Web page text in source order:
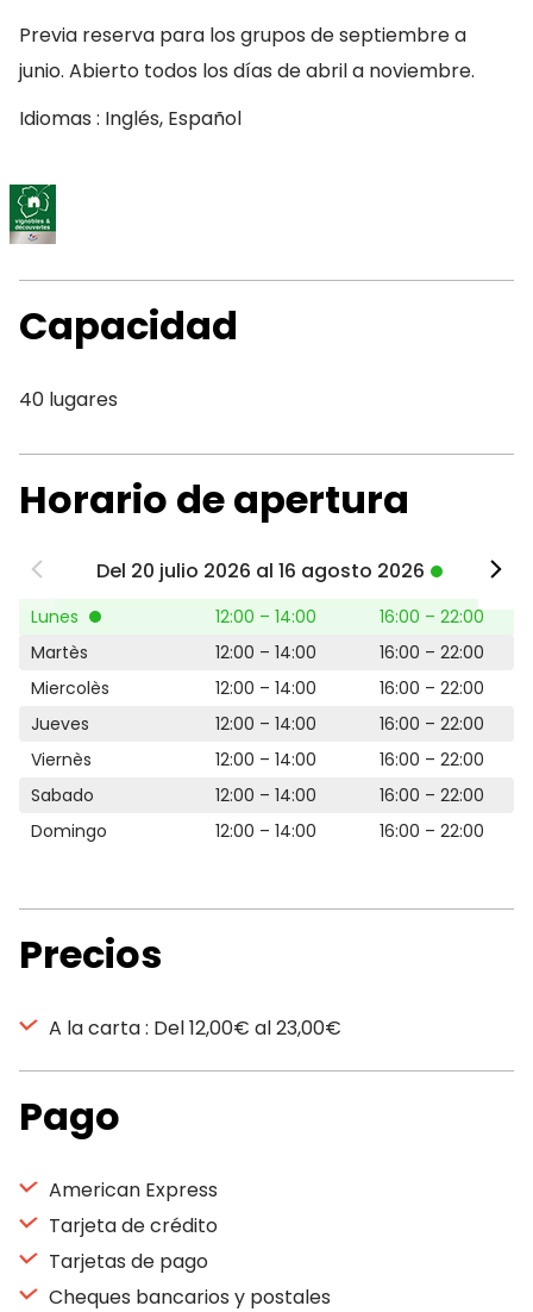
Previa reserva para los grupos de septiembre a
junio. Abierto todos los días de abril a noviembre.
Idiomas : Inglés, Español
Capacidad
40 lugares
Horario de apertura
Del 20 julio 2026 al 16 agosto 2026
Lunes 12:00 – 14:00
16:00 – 22:00
Martès
12:00 – 14:00
16:00 – 22:00
Miercolès
12:00 – 14:00
16:00 – 22:00
Jueves
12:00 – 14:00
16:00 – 22:00
Viernès
12:00 – 14:00
16:00 – 22:00
Sabado
12:00 – 14:00
16:00 – 22:00
Domingo
12:00 – 14:00 16:00 – 22:00
Precios
A la carta : Del 12,00€ al 23,00€
Pago
American Express
Tarjeta de crédito
Tarjetas de pago
Cheques bancarios y postales